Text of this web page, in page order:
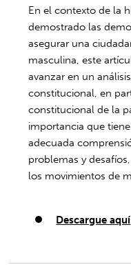
En el contexto de la
demostrado las
asegurar una
masculina, este
avanzar en un
constitucional, en
constitucional de la
importancia que
adecuada
problemas y
los movimientos de
Descargue aquí